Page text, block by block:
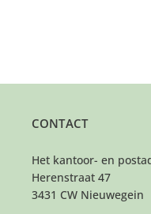
CONTACT
Het kantoor- en
Herenstraat 47
3431 CW Nieuwegein